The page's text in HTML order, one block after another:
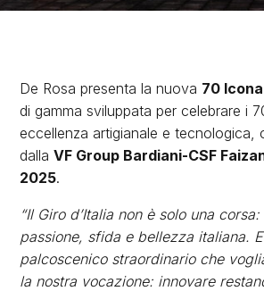
De Rosa presenta la nuova 70
di gamma sviluppata per celebrare i
eccellenza artigianale e tecnologica,
dallaVF Group Bardiani-CSF
2025.
“Il Giro d’Italia non è solo una
passione, sfida e bellezza italiana.
palcoscenico straordinario che
la nostra vocazione: innovare